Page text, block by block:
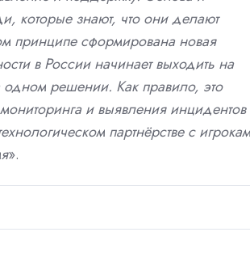
которые знают, что они делают
принципе сформирована новая
в России начинает выходить на
одном решении. Как правило, это
и выявления инцидентов
партнёрстве с
».